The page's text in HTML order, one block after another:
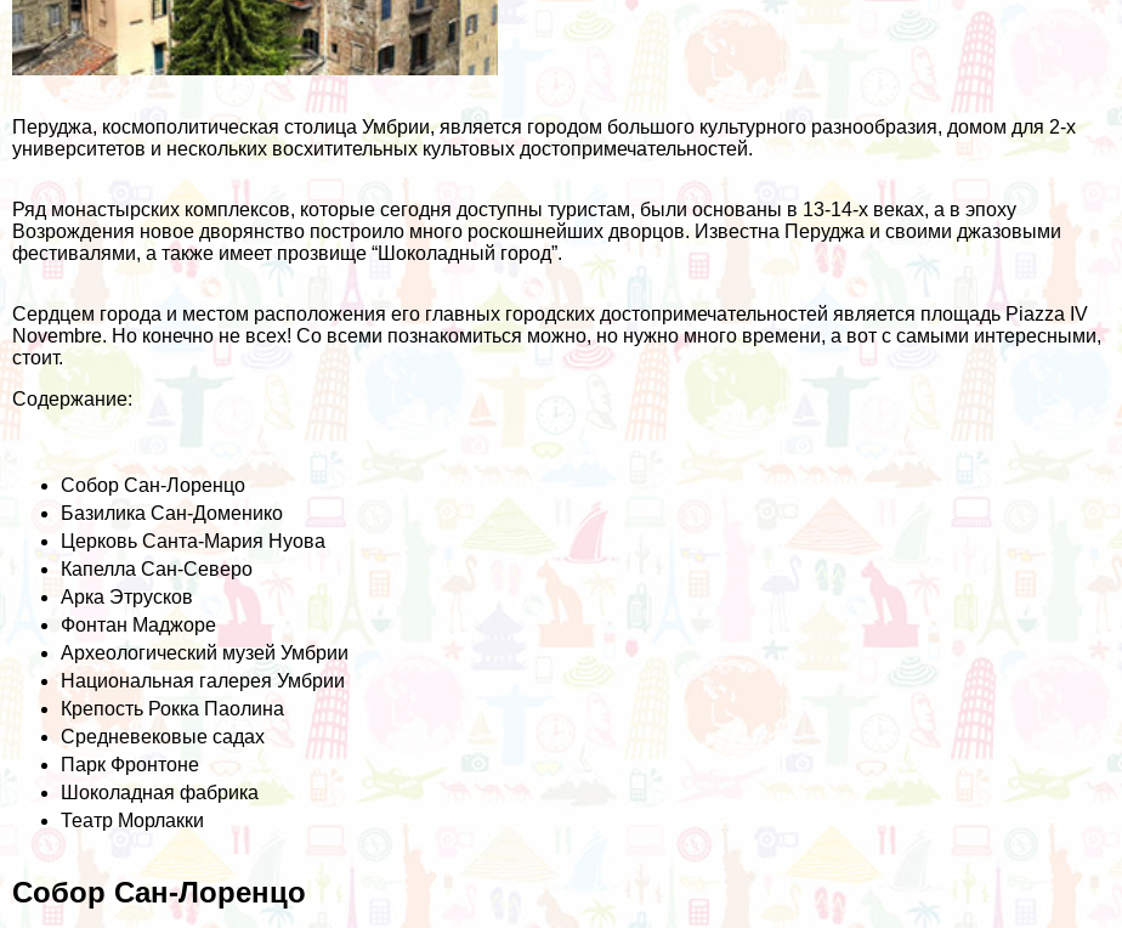
Перуджа, космополитическая столица Умбрии, является городом большого культурного разнообразия, домом для 2-х
университетов и нескольких восхитительных культовых достопримечательностей.
Ряд монастырских комплексов, которые сегодня доступны туристам, были основаны в 13-14-х веках, а в эпоху
Возрождения новое дворянство построило много роскошнейших дворцов. Известна Перуджа и своими джазовыми
фестивалями, а также имеет прозвище “Шоколадный город”.
Сердцем города и местом расположения его главных городских достопримечательностей является площадь Piazza IV
Novembre. Но конечно не всех! Со всеми познакомиться можно, но нужно много времени, а вот с самыми интересными,
стоит.
Содержание:
Собор Сан-Лоренцо
Базилика Сан-Доменико
Церковь Санта-Мария Нуова
Капелла Сан-Северо
Арка Этрусков
Фонтан Маджоре
Археологический музей Умбрии
Национальная галерея Умбрии
Крепость Рокка Паолина
Средневековые садах
Парк Фронтоне
Шоколадная фабрика
Театр Морлакки
Собор Сан-Лоренцо